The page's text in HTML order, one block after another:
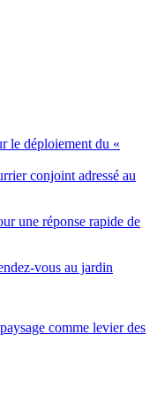
le déploiement du «
conjoint adressé au
une réponse rapide de
vous au jardin
comme levier des